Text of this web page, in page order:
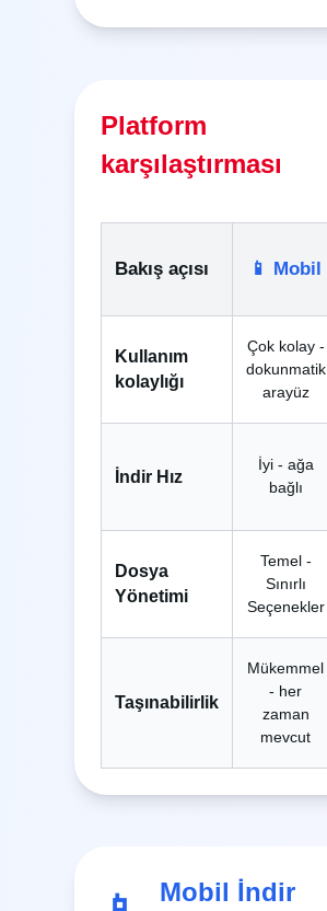
Platform
karşılaştırması
Bakış açısı 📱 Mobil
Kullanım
kolaylığı
Çok kolay -
dokunmatik
arayüz
İndir Hız
İyi - ağa
bağlı
Dosya
Yönetimi
Temel -
Sınırlı
Seçenekler
Taşınabilirlik
Mükemmel
- her
zaman
mevcut
Mobil İndir